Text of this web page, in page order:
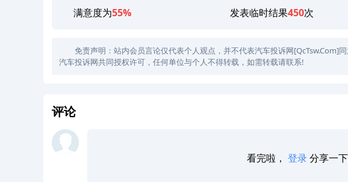
满意度为55% 发表临时结果450次
免责声明：站内会员言论仅代表个人观点，并不代表汽车投诉网[QcTsw.Com]
汽车投诉网共同授权许可，任何单位与个人不得转载，如需转载请联系!
评论
看完啦， 登录分享一